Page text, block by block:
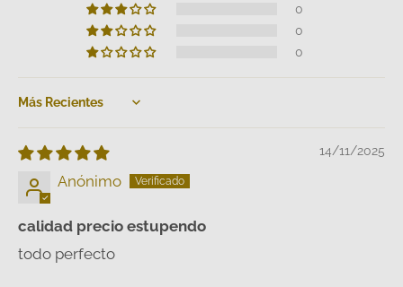
0
0
0
Sort by
14/11/2025
Anónimo
calidad precio estupendo
todo perfecto